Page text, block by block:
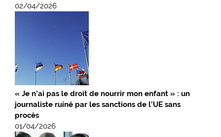
02/04/2026
« Je n’ai pas le droit de nourrir mon enfant » : un
journaliste ruiné par les sanctions de l’UE sans
procès
01/04/2026